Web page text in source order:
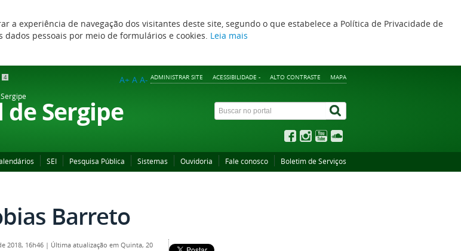
a experiência de navegação dos visitantes deste site, segundo o que estabelece a Política de Privacidade de
dados pessoais por meio de formulários e cookies. Leia mais
4 ADMINISTRAR SITE ACESSIBILIDADE - ALTO CONTRASTE MAPA
A+ A A-
Sergipe
SEI Pesquisa Pública Sistemas Ouvidoria Fale conosco Boletim de Serviços
Barreto
2018, 16h46 | Última atualização em Quinta, 20